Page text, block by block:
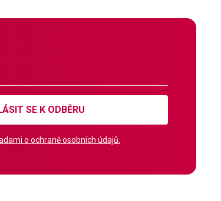
SE K ODBĚRU
o ochraně osobních údajů.